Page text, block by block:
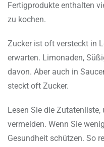
Fertigprodukte enthalten
zu kochen.
Zucker ist oft versteckt in
erwarten. Limonaden,
davon. Aber auch in
steckt oft Zucker.
Lesen Sie die
vermeiden. Wenn Sie
Gesundheit schützen. So